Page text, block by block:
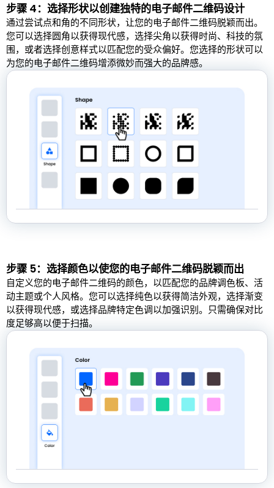
步骤 4：选择形状以创建独特的电子邮件二维码设计
通过尝试点和角的不同形状，让您的电子邮件二维码脱颖而出。
您可以选择圆角以获得现代感，选择尖角以获得时尚、科技的氛
围，或者选择创意样式以匹配您的受众偏好。您选择的形状可以
为您的电子邮件二维码增添微妙而强大的品牌感。
步骤 5：选择颜色以使您的电子邮件二维码脱颖而出
自定义您的电子邮件二维码的颜色，以匹配您的品牌调色板、活
动主题或个人风格。您可以选择纯色以获得简洁外观，选择渐变
以获得现代感，或选择品牌特定色调以加强识别。只需确保对比
度足够高以便于扫描。